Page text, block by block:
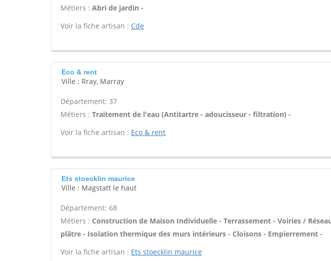
Métiers : Abri de jardin -
Voir la fiche artisan : Cde
Eco & rent
Ville : Rray, Marray
Département: 37
Métiers : Traitement de l'eau (Antitartre - adoucisseur - filtration) -
Voir la fiche artisan : Eco & rent
Ets stoecklin maurice
Ville : Magstatt le haut
Département: 68
Métiers : Construction de Maison Individuelle - Terrassement - Voiries /
plâtre - Isolation thermique des murs intérieurs - Cloisons - Empierrement -
Voir la fiche artisan : Ets stoecklin maurice